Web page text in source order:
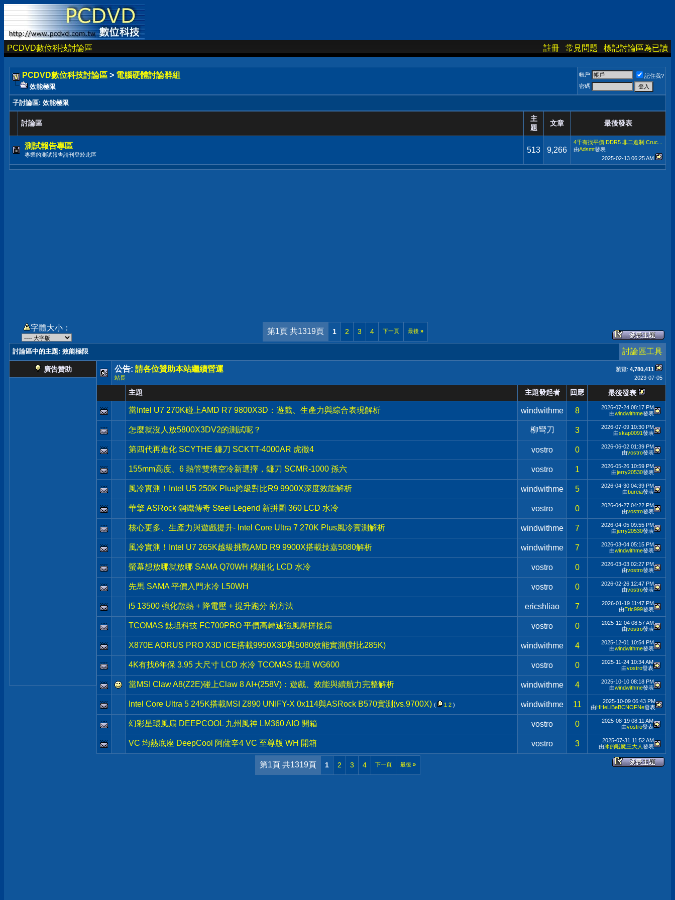
PCDVD數位科技討論區 註冊 常見問題 標記討論區為已讀
PCDVD數位科技討論區 > 電腦硬體討論群組
效能極限
帳戶
記住我?
密碼
子討論區: 效能極限
討論區
主
題
文章 最後發表
測試報告專區
專業的測試報告請刊登於此區
513 9,266
4千有找平價 DDR5 非二進制 Cruc...
由Adsmt發表
2025-02-13 06:25 AM
字體大小： 第1頁 共1319頁 1 2 3 4 下一頁 最後 »
討論區中的主題: 效能極限 討論區工具
廣告贊助 瀏覽: 4,780,411
公告: 請各位贊助本站繼續營運
2023-07-05
站長
主題 主題發起者 回應 最後發表
當Intel U7 270K碰上AMD R7 9800X3D：遊戲、生產力與綜合表現解析 windwithme 8 2026-07-24 08:17 PM
由windwithme發表
怎麼就沒人放5800X3DV2的測試呢？ 柳彎刀 3 2026-07-09 10:30 PM
由skap0091發表
第四代再進化 SCYTHE 鐮刀 SCKTT-4000AR 虎徹4 vostro 0 2026-06-02 01:39 PM
由vostro發表
155mm高度、6 熱管雙塔空冷新選擇，鐮刀 SCMR-1000 孫六 vostro 1 2026-05-26 10:59 PM
由jerry20530發表
風冷實測！Intel U5 250K Plus跨級對比R9 9900X深度效能解析 windwithme 5 2026-04-30 04:39 PM
由bureia發表
華擎 ASRock 鋼鐵傳奇 Steel Legend 新拼圖 360 LCD 水冷 vostro 0 2026-04-27 04:22 PM
由vostro發表
核心更多、生產力與遊戲提升- Intel Core Ultra 7 270K Plus風冷實測解析 windwithme 7 2026-04-05 09:55 PM
由jerry20530發表
風冷實測！Intel U7 265K越級挑戰AMD R9 9900X搭載技嘉5080解析 windwithme 7 2026-03-04 05:15 PM
由windwithme發表
螢幕想放哪就放哪 SAMA Q70WH 模組化 LCD 水冷 vostro 0 2026-03-03 02:27 PM
由vostro發表
先馬 SAMA 平價入門水冷 L50WH vostro 0 2026-02-26 12:47 PM
由vostro發表
i5 13500 強化散熱 + 降電壓 + 提升跑分 的方法 ericshliao 7 2026-01-19 11:47 PM
由Eric999發表
TCOMAS 鈦坦科技 FC700PRO 平價高轉速強風壓拼接扇 vostro 0 2025-12-04 08:57 AM
由vostro發表
X870E AORUS PRO X3D ICE搭載9950X3D與5080效能實測(對比285K) windwithme 4 2025-12-01 10:54 PM
由windwithme發表
4K有找6年保 3.95 大尺寸 LCD 水冷 TCOMAS 鈦坦 WG600 vostro 0 2025-11-24 10:34 AM
由vostro發表
當MSI Claw A8(Z2E)碰上Claw 8 AI+(258V)：遊戲、效能與續航力完整解析 windwithme 4 2025-10-10 08:18 PM
由windwithme發表
Intel Core Ultra 5 245K搭載MSI Z890 UNIFY-X 0x114與ASRock B570實測(vs.9700X) ( 1 2 ) windwithme 11 2025-10-09 06:43 PM
由HHeLiBeBCNOFNe發表
幻彩星環風扇 DEEPCOOL 九州風神 LM360 AIO 開箱 vostro 0 2025-08-19 08:11 AM
由vostro發表
VC 均熱底座 DeepCool 阿薩辛4 VC 至尊版 WH 開箱 vostro 3 2025-07-31 11:52 AM
由冰的啦魔王大人 發表
第1頁 共1319頁 1 2 3 4 下一頁 最後 »